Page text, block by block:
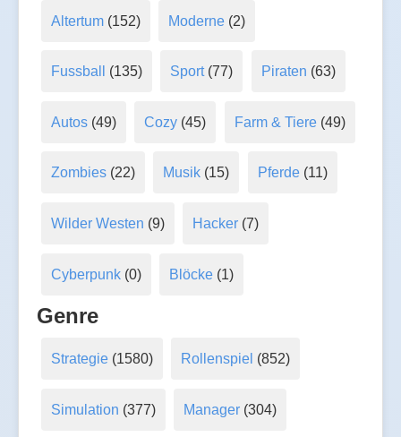
Altertum(152) Moderne (2)
Fussball (135) Sport(77) Piraten (63)
Autos(49) Cozy (45) Farm & Tiere(49)
Zombies(22) Musik (15) Pferde(11)
Wilder Westen (9) Hacker (7)
Cyberpunk(0) Blöcke (1)
Genre
Strategie(1580) Rollenspiel (852)
Simulation (377) Manager (304)